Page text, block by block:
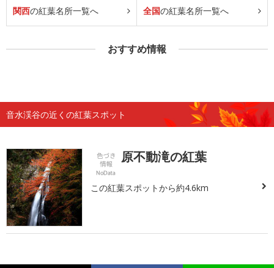
関西の紅葉名所一覧へ 全国の紅葉名所一覧へ
おすすめ情報
音水渓谷の近くの紅葉スポット
原不動滝の紅葉
この紅葉スポットから約4.6km